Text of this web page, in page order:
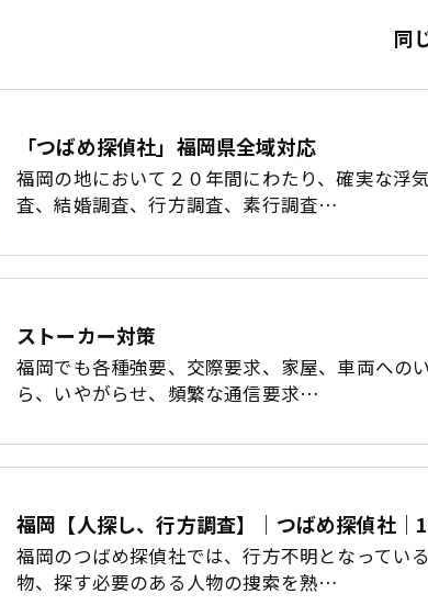
同
「つばめ探偵社」福岡県全域対応
福岡の地において２０年間にわたり、確実な浮
査、結婚調査、行方調査、素行調査…
ストーカー対策
福岡でも各種強要、交際要求、家屋、車両への
ら、いやがらせ、頻繁な通信要求…
福岡のつばめ探偵社では、行方不明となってい
物、探す必要のある人物の捜索を熟…